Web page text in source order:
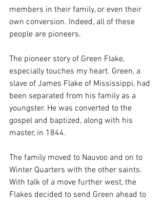
members in their family, or even their
own conversion. Indeed, all of these
people are pioneers.
The pioneer story of Green Flake,
especially touches my heart. Green, a
slave of James Flake of Mississippi, had
been separated from his family as a
youngster. He was converted to the
gospel and baptized, along with his
master, in 1844.
The family moved to Nauvoo and on to
Winter Quarters with the other saints.
With talk of a move further west, the
Flakes decided to send Green ahead to